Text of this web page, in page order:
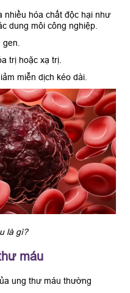
nhiều hóa chất độc hại như
dung môi công nghiệp.
trị hoặc xạ trị.
miễn dịch kéo dài.
là gì?
máu
ung thư máu thường